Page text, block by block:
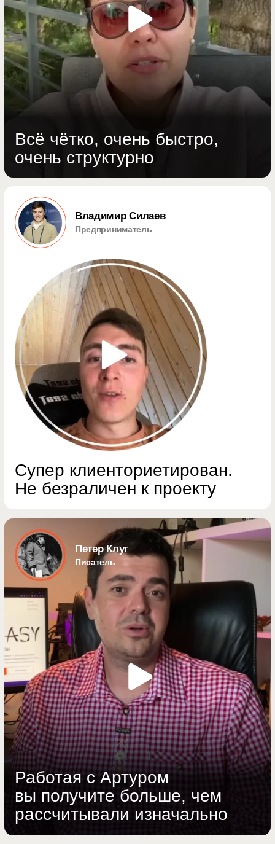
Писатель
Работая с Артуром
вы получите больше, чем
Telegram WhatsApp
Получить бесплатный разбор
UX-дизайнер сайтов
© 2022-2026 Все права защищены
Политика конфиденциальности
Согласие на обработку персональных данных
Интернет-магазины Лендинги
Дизайн UX/UI UX-аудит Разовые работы
УСЛУГИ
Отзывы Блог
Наверх
Самозанятый Залялютдинов А.А.
Артур залялютдинов
Давайте обсудим задачу — посчитаю
сроки и бюджет. Если сайт уже есть —
покажу что можно улучшить